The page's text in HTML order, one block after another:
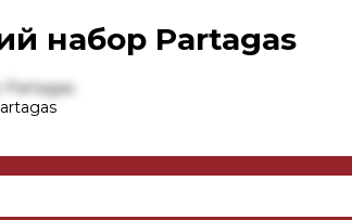
набор Partagas